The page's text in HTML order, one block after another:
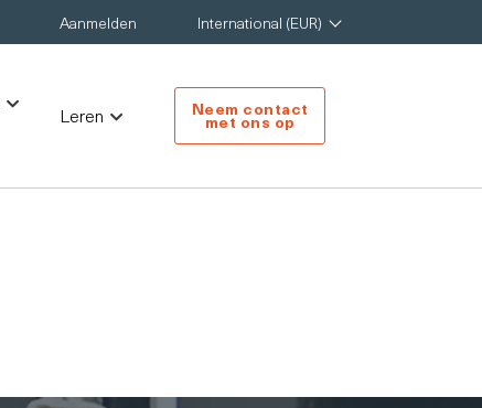
Aanmelden International (EUR)
Leren Neem contact
met ons op